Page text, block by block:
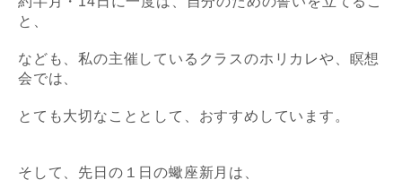
と、
なども、私の主催しているクラスのホリカレや、瞑想
会では、
とても大切なこととして、おすすめしています。
そして、先日の１日の蠍座新月は、